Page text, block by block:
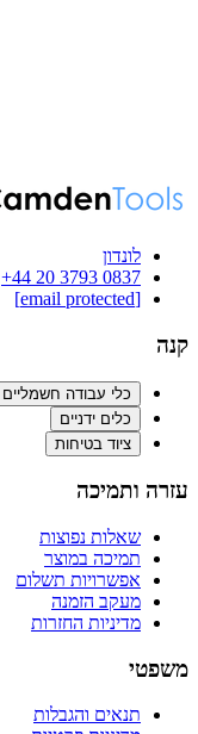
לונדון
‪+44 20 3793 0837‬
[email protected]
קנה
כלי עבודה חשמליים
כלים ידניים
ציוד בטיחות
עזרה ותמיכה
שאלות נפוצות
תמיכה במוצר
אפשרויות תשלום
מעקב הזמנה
מדיניות החזרות
משפטי
תנאים והגבלות